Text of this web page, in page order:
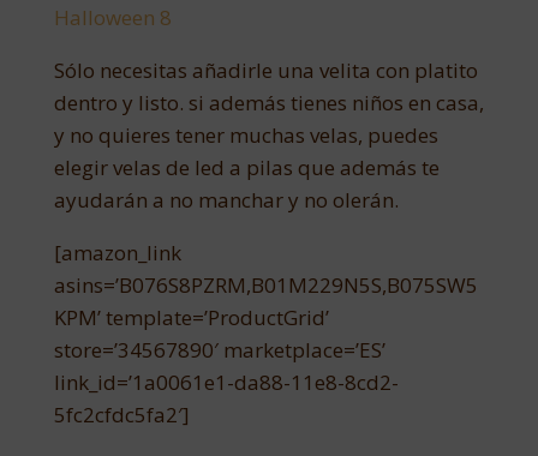
Halloween 8
Sólo necesitas añadirle una velita con platito
dentro y listo. si además tienes niños en casa,
y no quieres tener muchas velas, puedes
elegir velas de led a pilas que además te
ayudarán a no manchar y no olerán.
[amazon_link
asins=’B076S8PZRM,B01M229N5S,B075SW5
KPM’ template=’ProductGrid’
store=’34567890′ marketplace=’ES’
link_id=’1a0061e1-da88-11e8-8cd2-
5fc2cfdc5fa2′]